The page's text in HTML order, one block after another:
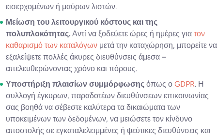
εισερχομένων ή μαύρων λιστών.
Μείωση του λειτουργικού κόστους και της
πολυπλοκότητας. Αντί να ξοδεύετε ώρες ή ημέρες για τον
καθαρισμό των καταλόγων μετά την καταχώρηση, μπορείτε να
εξαλείψετε πολλές άκυρες διευθύνσεις άμεσα –
απελευθερώνοντας χρόνο και πόρους.
Υποστήριξη πλαισίων συμμόρφωσης όπως ο GDPR. Η
συλλογή έγκυρων, παραδοτέων διευθύνσεων επικοινωνίας
σας βοηθά να σέβεστε καλύτερα τα δικαιώματα των
υποκειμένων των δεδομένων, να μειώσετε τον κίνδυνο
αποστολής σε εγκαταλελειμμένες ή ψεύτικες διευθύνσεις και